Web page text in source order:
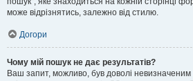
може відрізнятись, залежно від стилю.
Догори
Чому мій пошук не дає результатів?
Ваш запит, можливо, був доволі невизначеним